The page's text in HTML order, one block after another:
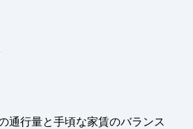
通行量と手頃な家賃のバランス